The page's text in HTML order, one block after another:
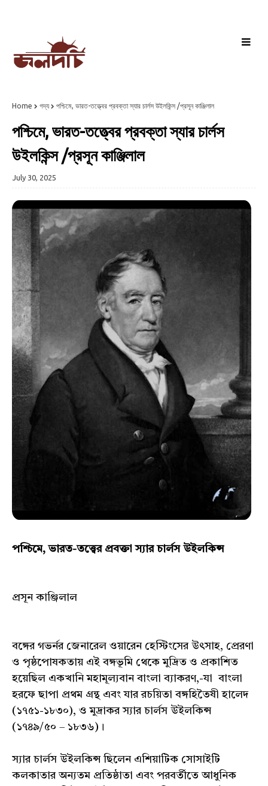
Home গদ্য পশ্চিমে, ভারত-তত্ত্বের প্রবক্তা স্যার চার্লস উইলকিন্স /প্রসূন কাঞ্জিলাল
পশ্চিমে, ভারত-তত্ত্বের প্রবক্তা স্যার চার্লস
উইলকিন্স /প্রসূন কাঞ্জিলাল
July 30, 2025
পশ্চিমে, ভারত-তত্ত্বের প্রবক্তা স্যার চার্লস উইলকিন্স
প্রসূন কাঞ্জিলাল
বঙ্গের গভর্নর জেনারেল ওয়ারেন হেস্টিংসের উৎসাহ, প্রেরণা
ও পৃষ্ঠপোষকতায় এই বঙ্গভূমি থেকে মুদ্রিত ও প্রকাশিত
হয়েছিল একখানি মহামূল্যবান বাংলা ব্যাকরণ,-যা বাংলা
হরফে ছাপা প্রথম গ্রন্থ এবং যার রচয়িতা বঙ্গহিতৈষী হালেদ
(১৭৫১-১৮৩০), ও মুদ্রাকর স্যার চার্লস উইলকিন্স
(১৭৪৯/৫০ – ১৮৩৬)।
স্যার চার্লস উইলকিন্স ছিলেন এশিয়াটিক সোসাইটি
কলকাতার অন্যতম প্রতিষ্ঠাতা এবং পরবর্তীতে আধুনিক